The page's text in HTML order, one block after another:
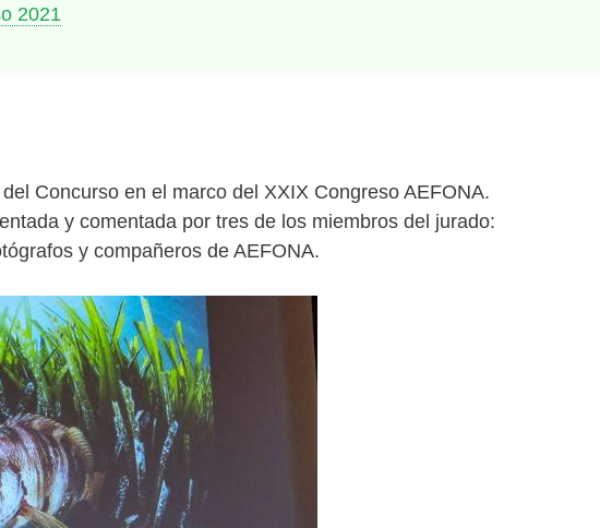
2021
Concurso en el marco del XXIX Congreso AEFONA.
y comentada por tres de los miembros del jurado:
y compañeros de AEFONA.